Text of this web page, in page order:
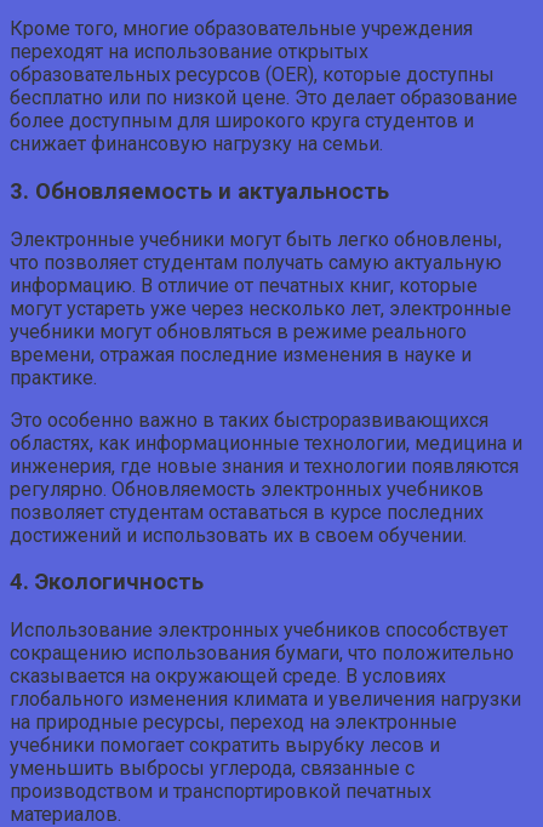
Кроме того, многие образовательные учреждения
переходят на использование открытых
образовательных ресурсов (OER), которые доступны
бесплатно или по низкой цене. Это делает образование
более доступным для широкого круга студентов и
снижает финансовую нагрузку на семьи.
3. Обновляемость и актуальность
Электронные учебники могут быть легко обновлены,
что позволяет студентам получать самую актуальную
информацию. В отличие от печатных книг, которые
могут устареть уже через несколько лет, электронные
учебники могут обновляться в режиме реального
времени, отражая последние изменения в науке и
практике.
Это особенно важно в таких быстроразвивающихся
областях, как информационные технологии, медицина и
инженерия, где новые знания и технологии появляются
регулярно. Обновляемость электронных учебников
позволяет студентам оставаться в курсе последних
достижений и использовать их в своем обучении.
4. Экологичность
Использование электронных учебников способствует
сокращению использования бумаги, что положительно
сказывается на окружающей среде. В условиях
глобального изменения климата и увеличения нагрузки
на природные ресурсы, переход на электронные
учебники помогает сократить вырубку лесов и
уменьшить выбросы углерода, связанные с
производством и транспортировкой печатных
материалов.